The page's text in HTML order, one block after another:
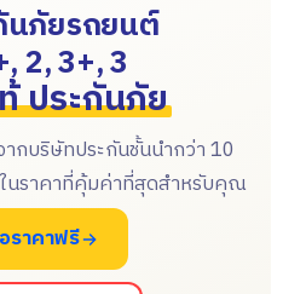
ภัยรถยนต์
2, 3+, 3
ประกันภัย
กบริษัทประกันชั้นนำกว่า 10
ในราคาที่คุ้มค่าที่สุดสำหรับคุณ
ราคาฟรี